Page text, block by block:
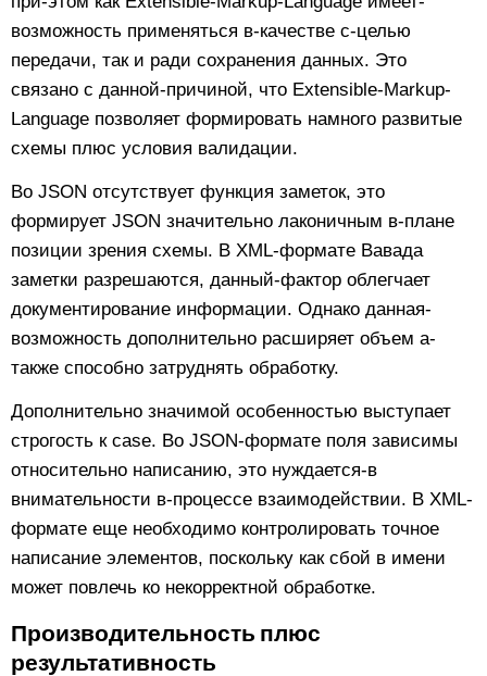
возможность применяться в-качестве с-целью
передачи, так и ради сохранения данных. Это
связано с данной-причиной, что Extensible-Markup-
Language позволяет формировать намного развитые
схемы плюс условия валидации.
Во JSON отсутствует функция заметок, это
формирует JSON значительно лаконичным в-плане
позиции зрения схемы. В XML-формате Вавада
заметки разрешаются, данный-фактор облегчает
документирование информации. Однако данная-
возможность дополнительно расширяет объем а-
также способно затруднять обработку.
Дополнительно значимой особенностью выступает
строгость к case. Во JSON-формате поля зависимы
относительно написанию, это нуждается-в
внимательности в-процессе взаимодействии. В XML-
формате еще необходимо контролировать точное
написание элементов, поскольку как сбой в имени
может повлечь ко некорректной обработке.
Производительность плюс
результативность